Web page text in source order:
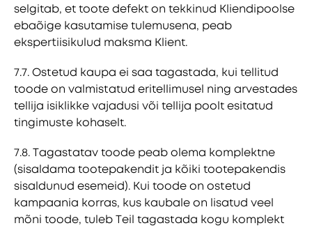
selgitab, et toote defekt on tekkinud Kliendipoolse
ebaõige kasutamise tulemusena, peab
ekspertiisikulud maksma Klient.
7.7. Ostetud kaupa ei saa tagastada, kui tellitud
toode on valmistatud eritellimusel ning arvestades
tellija isiklikke vajadusi või tellija poolt esitatud
tingimuste kohaselt.
7.8. Tagastatav toode peab olema komplektne
(sisaldama tootepakendit ja kõiki tootepakendis
sisaldunud esemeid). Kui toode on ostetud
kampaania korras, kus kaubale on lisatud veel
mõni toode, tuleb Teil tagastada kogu komplekt